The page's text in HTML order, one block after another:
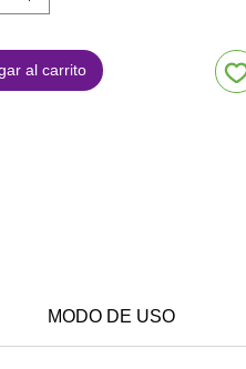
al carrito
MODO DE USO